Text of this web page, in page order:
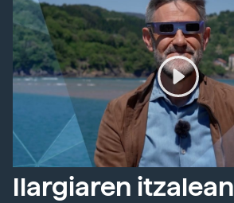
Ilargiaren itzalean